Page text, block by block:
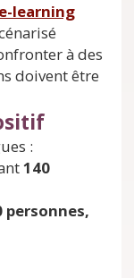
learning
à des
doivent être
:
140
personnes,